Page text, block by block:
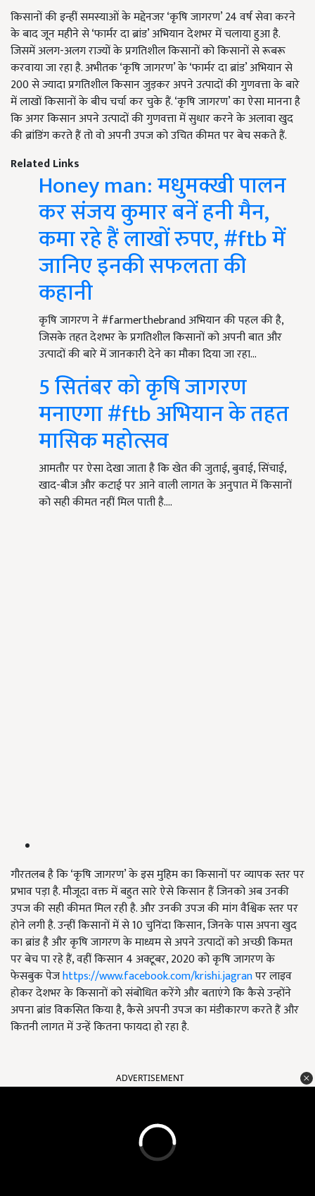
किसानों की इन्हीं समस्याओं के मद्देनजर ‘कृषि जागरण’ 24 वर्ष सेवा करने
के बाद जून महीने से ‘फार्मर दा ब्रांड’ अभियान देशभर में चलाया हुआ है.
जिसमें अलग-अलग राज्यों के प्रगतिशील किसानों को किसानों से रूबरू
करवाया जा रहा है. अभीतक ‘कृषि जागरण’ के ‘फार्मर दा ब्रांड’ अभियान से
200 से ज्यादा प्रगतिशील किसान जुड़कर अपने उत्पादों की गुणवत्ता के बारे
में लाखों किसानों के बीच चर्चा कर चुके हैं. ‘कृषि जागरण’ का ऐसा मानना है
कि अगर किसान अपने उत्पादों की गुणवत्ता में सुधार करने के अलावा खुद
की ब्रांडिंग करते हैं तो वो अपनी उपज को उचित कीमत पर बेच सकते हैं.
Related Links
Honey man: मधुमक्खी पालन
कर संजय कुमार बनें हनी मैन,
कमा रहे हैं लाखों रुपए, #ftb में
जानिए इनकी सफलता की
कहानी
कृषि जागरण ने #farmerthebrand अभियान की पहल की है,
जिसके तहत देशभर के प्रगतिशील किसानों को अपनी बात और
उत्पादों की बारे में जानकारी देने का मौका दिया जा रहा…
5 सितंबर को कृषि जागरण
मनाएगा #ftb अभियान के तहत
मासिक महोत्सव
आमतौर पर ऐसा देखा जाता है कि खेत की जुताई, बुवाई, सिंचाई,
खाद-बीज और कटाई पर आने वाली लागत के अनुपात में किसानों
को सही कीमत नहीं मिल पाती है.…
गौरतलब है कि ‘कृषि जागरण’ के इस मुहिम का किसानों पर व्यापक स्तर पर
प्रभाव पड़ा है. मौजूदा वक्त में बहुत सारे ऐसे किसान हैं जिनको अब उनकी
उपज की सही कीमत मिल रही है. और उनकी उपज की मांग वैश्विक स्तर पर
होने लगी है. उन्हीं किसानों में से 10 चुनिंदा किसान, जिनके पास अपना खुद
का ब्रांड है और कृषि जागरण के माध्यम से अपने उत्पादों को अच्छी किमत
पर बेच पा रहे हैं, वहीं किसान 4 अक्टूबर, 2020 को कृषि जागरण के
फेसबुक पेजhttps://www.facebook.com/krishi.jagranपर लाइव
होकर देशभर के किसानों को संबोधित करेंगे और बताएंगे कि कैसे उन्होंने
अपना ब्रांड विकसित किया है, कैसे अपनी उपज का मंडीकारण करते हैं और
कितनी लागत में उन्हें कितना फायदा हो रहा है.
ADVERTISEMENT